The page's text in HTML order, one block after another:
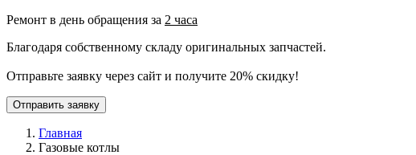
Ремонт в день обращения за 2 часа
Благодаря собственному складу оригинальных запчастей.
Отправьте заявку через сайт и получите 20% скидку!
Отправить заявку
Главная
Газовые котлы